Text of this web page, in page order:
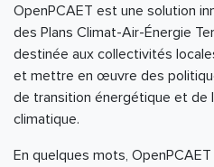
OpenPCAET est une solution
des Plans Climat-Air-Énergie
destinée aux collectivités
et mettre en œuvre des
de transition énergétique et
climatique.
En quelques mots,